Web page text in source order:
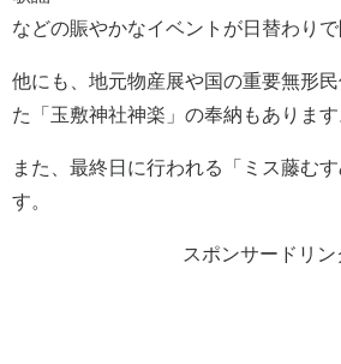
などの賑やかなイベントが日替わりで
他にも、地元物産展や国の重要無形
た「玉敷神社神楽」の奉納もあります
また、最終日に行われる「ミス藤む
す。
スポンサードリン